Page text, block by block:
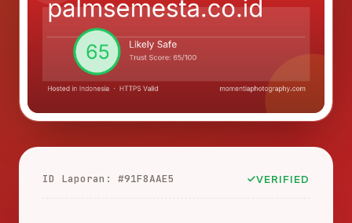
ID Laporan: #91F8AAE5 VERIFIED